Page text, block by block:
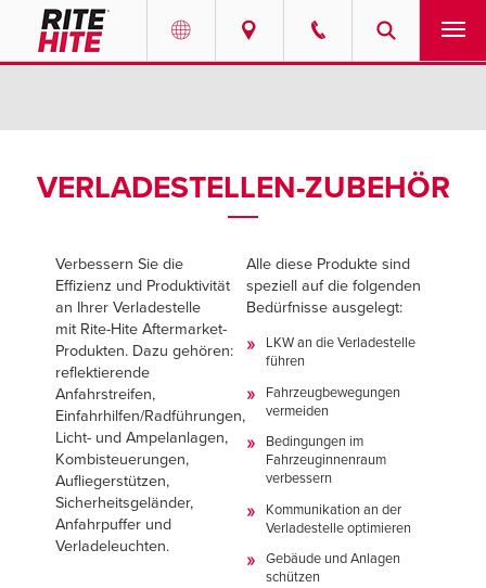
Portuguese
EUROPE
English
Deutsch
Français
Italiano
ÜBER UNS
KONTAKT
RESSOURCEN-CENTER
KARRIERE
EINE VERTRETUNG FINDEN
+49 (0) 5693 98700
VERLADESTELLEN-ZUBEHÖR
Verbessern Sie die
Effizienz und Produktivität
an Ihrer Verladestelle
mit Rite-Hite Aftermarket-
Produkten. Dazu gehören:
reflektierende
Anfahrstreifen,
Einfahrhilfen/Radführungen,
Licht- und Ampelanlagen,
Kombisteuerungen,
Aufliegerstützen,
Sicherheitsgeländer,
Anfahrpuffer und
Verladeleuchten.
Alle diese Produkte sind
speziell auf die folgenden
Bedürfnisse ausgelegt:
LKW an die Verladestelle
führen
Fahrzeugbewegungen
vermeiden
Bedingungen im
Fahrzeuginnenraum
verbessern
Kommunikation an der
Verladestelle optimieren
Gebäude und Anlagen
schützen